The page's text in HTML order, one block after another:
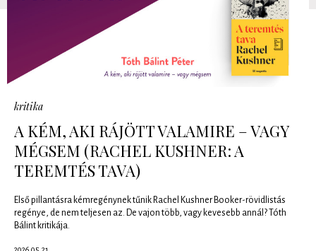
kritika
A KÉM, AKI RÁJÖTT VALAMIRE – VAGY
MÉGSEM (RACHEL KUSHNER: A ​
TEREMTÉS TAVA)
Első pillantásra kémregénynek tűnik Rachel Kushner Booker-rövidlistás
regénye, de nem teljesen az. De vajon több, vagy kevesebb annál? Tóth
Bálint kritikája.